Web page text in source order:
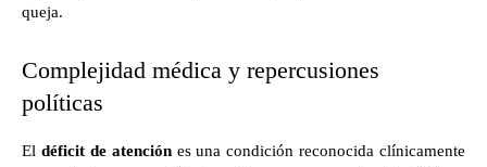
queja.
Complejidad médica y repercusiones
políticas
El déficit de atenciónes una condición reconocida clínicamente